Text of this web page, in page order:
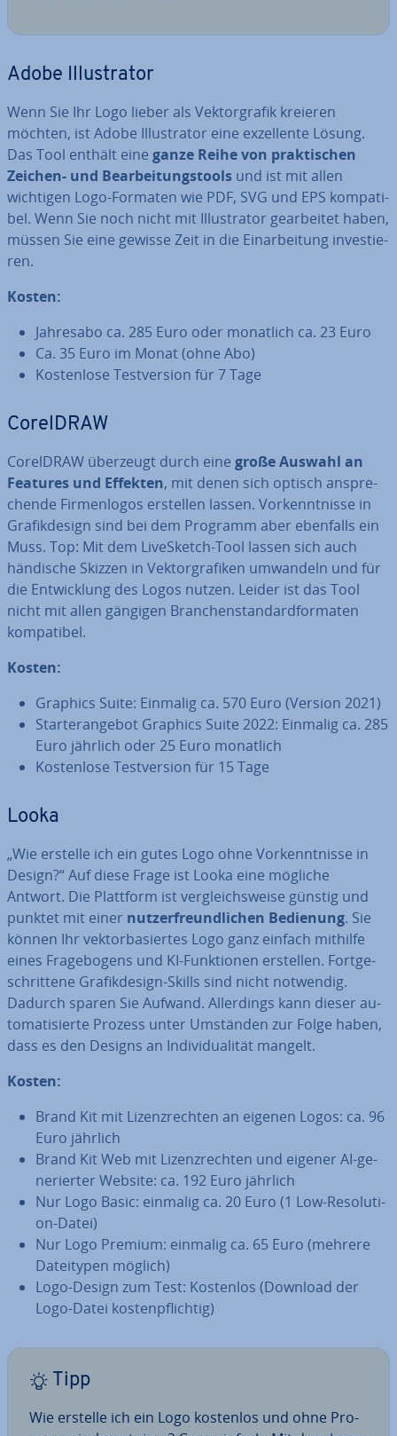
Adobe Il­lus­tra­tor
Wenn Sie Ihr Logo lieber als Vek­tor­gra­fik kreieren
möchten, ist Adobe Il­lus­tra­tor eine ex­zel­len­te Lösung.
Das Tool enthält eine ganze Reihe von prak­ti­schen
Zeichen- und Be­ar­bei­tungs­tools und ist mit allen
wichtigen Logo-Formaten wie PDF, SVG und EPS kom­pa­ti­
bel. Wenn Sie noch nicht mit Il­lus­tra­tor ge­ar­bei­tet haben,
müssen Sie eine gewisse Zeit in die Ein­ar­bei­tung in­ves­tie­
ren.
Kosten:
Jahresabo ca. 285 Euro oder monatlich ca. 23 Euro
Ca. 35 Euro im Monat (ohne Abo)
Kos­ten­lo­se Test­ver­si­on für 7 Tage
CorelDRAW
CorelDRAW überzeugt durch eine große Auswahl an
Features und Effekten, mit denen sich optisch an­spre­
chen­de Fir­men­lo­gos erstellen lassen. Vor­kennt­nis­se in
Gra­fik­de­sign sind bei dem Programm aber ebenfalls ein
Muss. Top: Mit dem Li­ve­Sketch-Tool lassen sich auch
händische Skizzen in Vek­tor­gra­fi­ken umwandeln und für
die Ent­wick­lung des Logos nutzen. Leider ist das Tool
nicht mit allen gängigen Bran­chen­stan­dard­for­ma­ten
kom­pa­ti­bel.
Kosten:
Graphics Suite: Einmalig ca. 570 Euro (Version 2021)
Star­ter­an­ge­bot Graphics Suite 2022: Einmalig ca. 285
Euro jährlich oder 25 Euro monatlich
Kos­ten­lo­se Test­ver­si­on für 15 Tage
Looka
„Wie erstelle ich ein gutes Logo ohne Vor­kennt­nis­se in
Design?“ Auf diese Frage ist Looka eine mögliche
Antwort. Die Plattform ist ver­gleichs­wei­se günstig und
punktet mit einer nut­zer­freund­li­chen Bedienung. Sie
können Ihr vek­tor­ba­sier­tes Logo ganz einfach mithilfe
eines Fra­ge­bo­gens und KI-Funk­tio­nen erstellen. Fort­ge­
schrit­te­ne Gra­fik­de­sign-Skills sind nicht notwendig.
Dadurch sparen Sie Aufwand. Al­ler­dings kann dieser au­
to­ma­ti­sier­te Prozess unter Umständen zur Folge haben,
dass es den Designs an In­di­vi­dua­li­tät mangelt.
Kosten:
Brand Kit mit Li­zenz­rech­ten an eigenen Logos: ca. 96
Euro jährlich
Brand Kit Web mit Li­zenz­rech­ten und eigener AI-ge­
ne­rier­ter Website: ca. 192 Euro jährlich
Nur Logo Basic: einmalig ca. 20 Euro (1 Low-Re­so­lu­ti­
on-Datei)
Nur Logo Premium: einmalig ca. 65 Euro (mehrere
Da­tei­ty­pen möglich)
Logo-Design zum Test: Kostenlos (Download der
Logo-Datei kos­ten­pflich­tig)
Tipp
Wie erstelle ich ein Logo kostenlos und ohne Pro­